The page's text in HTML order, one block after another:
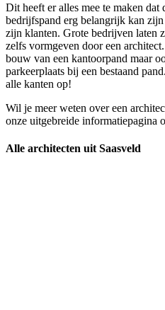
Dit heeft er alles mee te maken dat
bedrijfspand erg belangrijk kan
zijn klanten. Grote bedrijven laten
zelfs vormgeven door een
bouw van een kantoorpand maar
parkeerplaats bij een bestaand
alle kanten op!
Wil je meer weten over een
onze uitgebreide informatiepagina
Alle architecten uit Saasveld